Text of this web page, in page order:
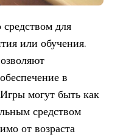
для
или обучения.
в
могут быть как
средством
от возраста